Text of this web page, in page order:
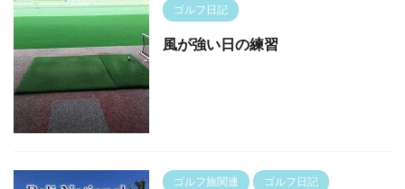
ゴルフ日記
風が強い日の練習
ゴルフ旅関連 ゴルフ日記